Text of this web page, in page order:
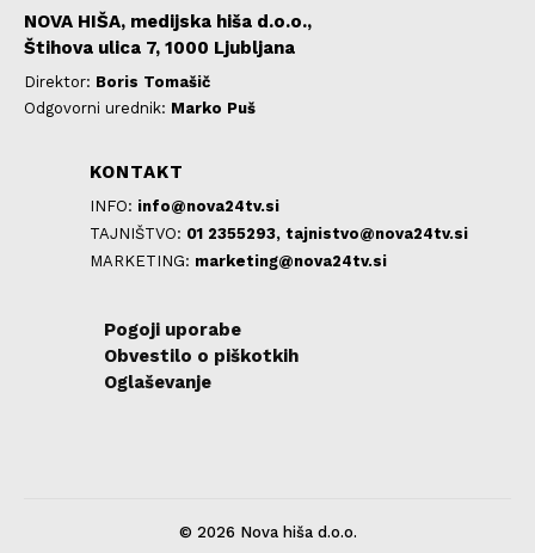
NOVA HIŠA, medijska hiša d.o.o.,
Štihova ulica 7, 1000 Ljubljana
Direktor: Boris Tomašič
Odgovorni urednik: Marko Puš
KONTAKT
INFO: info@nova24tv.si
TAJNIŠTVO: 01 2355293, tajnistvo@nova24tv.si
MARKETING: marketing@nova24tv.si
Pogoji uporabe
Obvestilo o piškotkih
Oglaševanje
© 2026 Nova hiša d.o.o.